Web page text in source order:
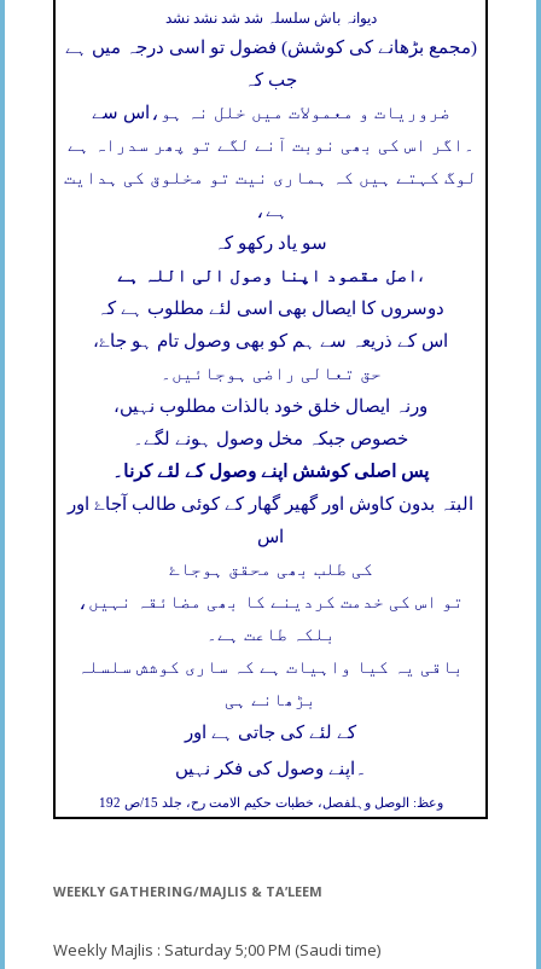
دیوانہ باش سلسلہ شد شد نشد نشد
(مجمع بڑھانے کی کوشش) فضول تو اسی درجہ میں ہے
جب کہ
اس سے ضروریات و معمولات میں خلل نہ ہو،
اگر اس کی بھی نوبت آنے لگے تو پھر سدراہ ہے
لوگ کہتے ہیں کہ ہماری نیت تو مخلوق کی ہدایت
ہے،
سو یاد رکھو کہ
اصل مقصود اپنا وصول الی اللہ ہے ،
دوسروں کا ایصال بھی اسی لئے مطلوب ہے کہ
اس کے ذریعہ سے ہم کو بھی وصول تام ہو جاۓ،
حق تعالی راضی ہوجائیں۔
ورنہ ایصال خلق خود بالذات مطلوب نہیں،
خصوص جبکہ مخل وصول ہونے لگے۔
پس اصلی کوشش اپنے وصول کے لئے کرنا۔
البتہ بدون کاوش اور گھیر گھار کے کوئی طالب آجاۓ اور
اس
کی طلب بھی محقق ہوجاۓ
تو اس کی خدمت کردینے کا بھی مضائقہ نہیں،
بلکہ طاعت ہے۔
باقی یہ کیا واہیات ہے کہ ساری کوشش سلسلہ
بڑھانے ہی
کے لئے کی جاتی ہے اور
اپنے وصول کی فکر نہیں ۔
وعظ: الوصل وہلفصل، خطبات حکیم الامت رح، جلد 15/ص 192
WEEKLY GATHERING/MAJLIS & TA’LEEM
Weekly Majlis : Saturday 5;00 PM (Saudi time)